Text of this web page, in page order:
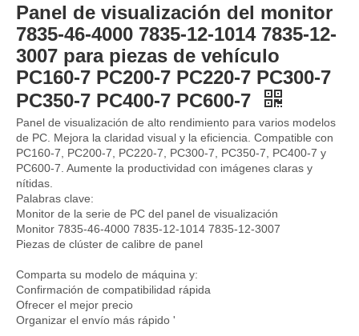
Piezas de clúster de medidor de panel de visualización de excavador YN10M00001S013 SK120-5 SK120LC-5 SK200-5 SK200LC-5 para panel de monitor Kobelco
Panel de visualización del monitor
7835-46-4000 7835-12-1014 7835-12-
3007 para piezas de vehículo
PC160-7 PC200-7 PC220-7 PC300-7
PC350-7 PC400-7 PC600-7
Panel de visualización de alto rendimiento para varios modelos
de PC. Mejora la claridad visual y la eficiencia. Compatible con
PC160-7, PC200-7, PC220-7, PC300-7, PC350-7, PC400-7 y
PC600-7. Aumente la productividad con imágenes claras y
nítidas.
Palabras clave:
Monitor de la serie de PC del panel de visualización
Monitor 7835-46-4000 7835-12-1014 7835-12-3007
Piezas de clúster de calibre de panel
Comparta su modelo de máquina y:
Confirmación de compatibilidad rápida
Ofrecer el mejor precio
Organizar el envío más rápido '